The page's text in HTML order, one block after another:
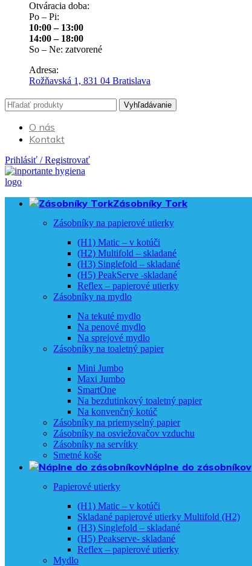
Otváracia doba:
Po – Pi:
10:00 – 13:00
14:00 – 18:00
So – Ne: zatvorené
Adresa:
Rožňavská 1, 831 04 Bratislava
Vyhľadávanie
O nás
Kontakt
Prihlásiť / Registrovať
Zásobníky Tork
Zásobníky na papierové utierky
(H1) Matic – v kotúči
(H2) Multifold – skladané
(H3) Singlefold – skladané
(H5) PeakServe -skladané
Reflex – papierové utierky
Zásobníky na mydlo
Na tekuté mydlo
Na penové mydlo
Na sprejové mydlo
Zásobníky na toaletný papier
Mini Jumbo
Maxi Jumbo
SmartOne
Na bezdutinkový toaletný papier
Na konvenčný kotúč
Zásobníky na priemyselný papier
Zásobníky na osviežovačov vzduchu
Zásobníky na servítky
Smetné koše
Náplne do zásobníkov
Papierové utierky
(H1) Matic – v kotúči
Skladané papierové utierky Multifold (H2)
(H3) Singlefold – skladané
(H5) Peakserve- skladané
Reflex – papierové utierky
Mydlo